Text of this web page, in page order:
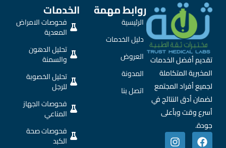
تقديم أفضل الخدمات
المخبرية المتكاملة
لجميع أفراد المجتمع
لضمان أدق النتائج في
أسرع وقت وبأعلى
جودة.
روابط مهمة
الرئيسية
دليل الخدمات
العروض
المدونة
اتصل بنا
الخدمات
فحوصات الامراض
المعدية
تحليل الدهون
والسمنة
تحليل الخصوبة
للرجل
فحوصات الجهاز
المناعي
فحوصات صحة
الكبد